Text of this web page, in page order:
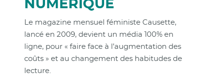
NUMÉRIQUE
Le magazine mensuel féministe Causette,
lancé en 2009, devient un média 100% en
ligne, pour « faire face à l’augmentation des
coûts » et au changement des habitudes de
lecture.